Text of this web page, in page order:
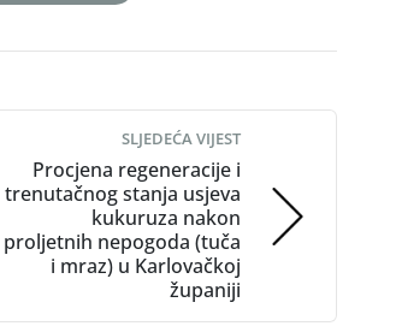
SLJEDEĆA VIJEST
Procjena regeneracije i
trenutačnog stanja usjeva
kukuruza nakon
proljetnih nepogoda (tuča
i mraz) u Karlovačkoj
županiji